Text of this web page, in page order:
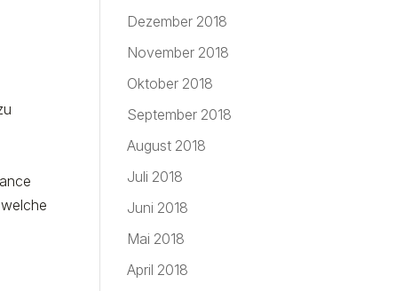
Dezember 2018
November 2018
Oktober 2018
September 2018
August 2018
Juli 2018
Juni 2018
Mai 2018
April 2018